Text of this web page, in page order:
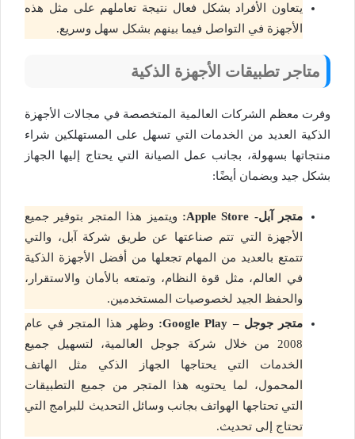
يتعاون الأفراد بشكل فعال نتيجة تعاملهم على مثل هذه
الأجهزة في التواصل فيما بينهم بشكل سهل وسريع.
متاجر تطبيقات الأجهزة الذكية
وفرت معظم الشركات العالمية المتخصصة في مجالات الأجهزة
الذكية العديد من الخدمات التي تسهل على المستهلكين شراء
منتجاتها بسهولة، بجانب عمل الصيانة التي يحتاج إليها الجهاز
بشكل جيد وبضمان أيضًا:
متجر آبل- Apple Store
: ويتميز هذا المتجر بتوفير جميع
الأجهزة التي تتم صناعتها عن طريق شركة آبل، والتي
تتمتع بالعديد من المهام تجعلها من أفضل الأجهزة الذكية
في العالم، مثل قوة النظام، وتمتعه بالأمان والاستقرار،
والحفظ الجيد لخصوصيات المستخدمين.
متجر جوجل – Google Play
: وظهر هذا المتجر في عام
2008 من خلال شركة جوجل العالمية، لتسهيل جميع
الخدمات التي يحتاجها الجهاز الذكي مثل الهاتف
المحمول، لما يحتويه هذا المتجر من جميع التطبيقات
التي تحتاجها الهواتف بجانب وسائل التحديث للبرامج التي
تحتاج إلى تحديث.